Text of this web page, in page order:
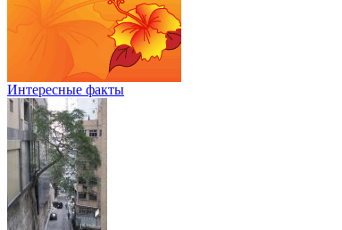
Интересные факты